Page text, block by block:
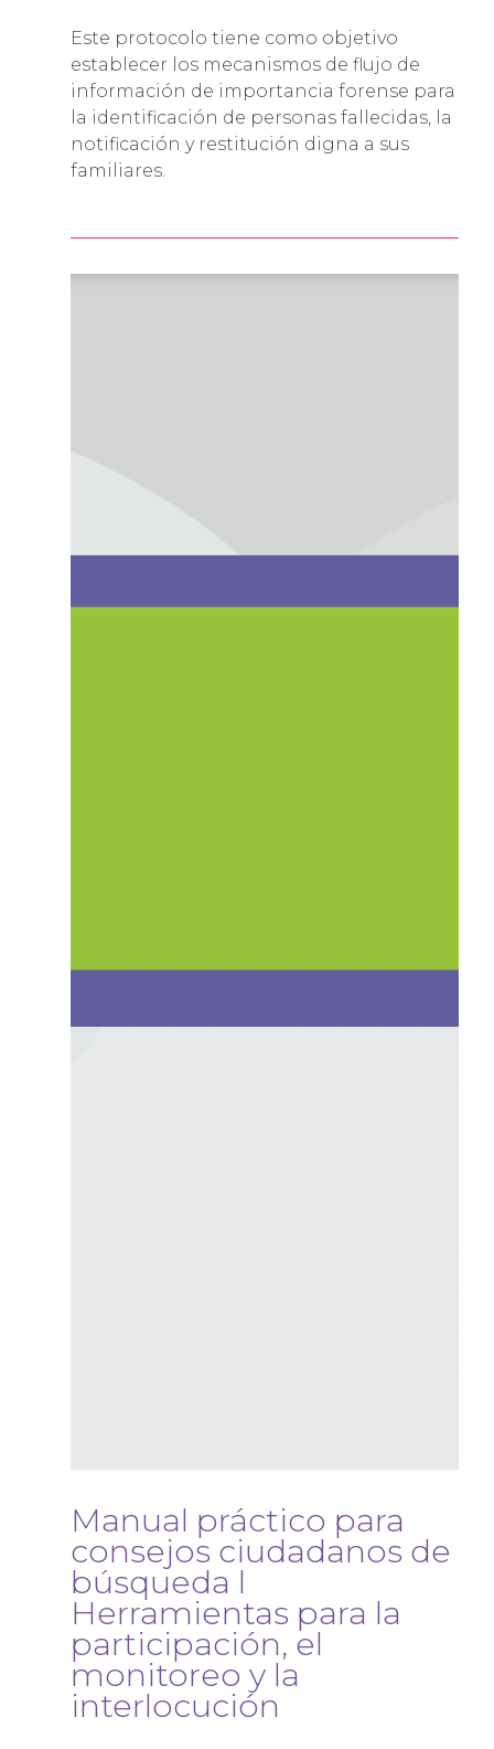
Este protocolo tiene como objetivo
establecer los mecanismos de flujo de
información de importancia forense para
la identificación de personas fallecidas, la
notificación y restitución digna a sus
familiares.
Manual práctico para
consejos ciudadanos de
búsqueda l
Herramientas para la
participación, el
monitoreo y la
interlocución